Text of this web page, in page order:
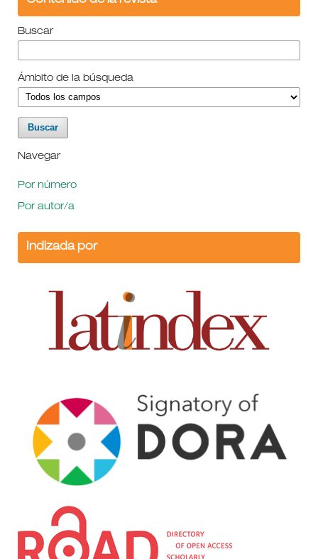
Buscar
Ámbito de la búsqueda
Navegar
Por número
Por autor/a
Indizada por